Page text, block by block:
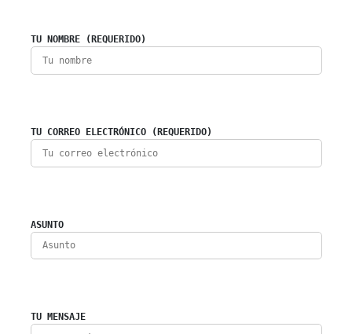
TU NOMBRE (REQUERIDO)
TU CORREO ELECTRÓNICO (REQUERIDO)
ASUNTO
TU MENSAJE